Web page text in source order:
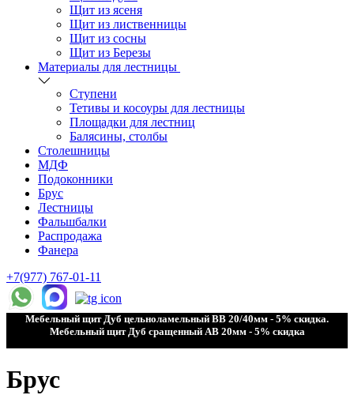
Щит из ясеня
Щит из лиственницы
Щит из сосны
Щит из Березы
Материалы для лестницы
Ступени
Тетивы и косоуры для лестницы
Площадки для лестниц
Балясины, столбы
Столешницы
МДФ
Подоконники
Брус
Лестницы
Фальшбалки
Распродажа
Фанера
+7(977) 767-01-11
Мебельный щит Дуб цельноламельный ВВ 20/40мм - 5% скидка.
Мебельный щит Дуб сращенный АВ 20мм - 5% скидка
Брус